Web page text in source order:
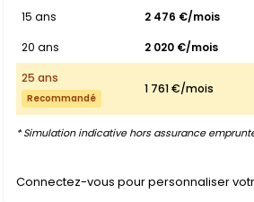
15 ans 2 476 €/mois
20 ans
2 020 €/mois
25 ans
Recommandé
1 761 €/mois
* Simulation indicative hors assurance
Connectez-vous pour personnaliser